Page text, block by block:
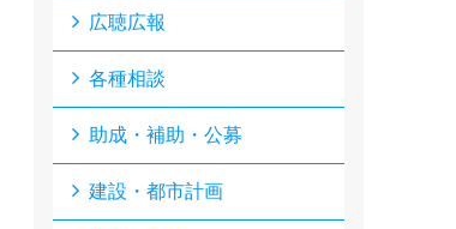
広聴広報
各種相談
助成・補助・公募
建設・都市計画